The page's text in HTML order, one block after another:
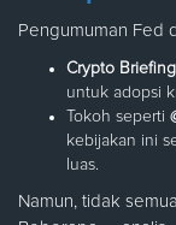
Pengumuman Fed
Crypto Briefing
untuk adopsi
Tokoh seperti
kebijakan ini
luas.
Namun, tidak